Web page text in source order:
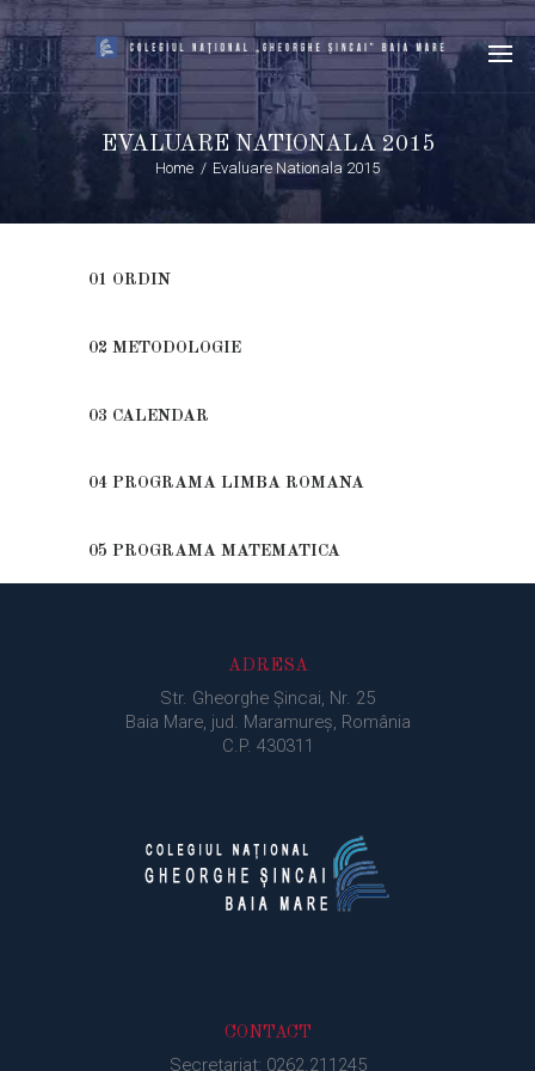
EVALUARE NATIONALA 2015
Home Evaluare Nationala 2015
01 ORDIN
02 METODOLOGIE
03 CALENDAR
04 PROGRAMA LIMBA ROMANA
05 PROGRAMA MATEMATICA
ADRESA
Str. Gheorghe Şincai, Nr. 25
Baia Mare, jud. Maramureș, România
C.P. 430311
CONTACT
Secretariat: 0262.211245